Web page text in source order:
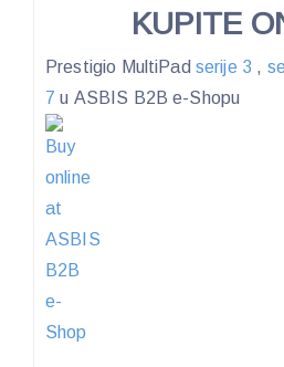
KUPITE
Prestigio MultiPad serije 3 ,
7 u ASBIS B2B e-Shopu